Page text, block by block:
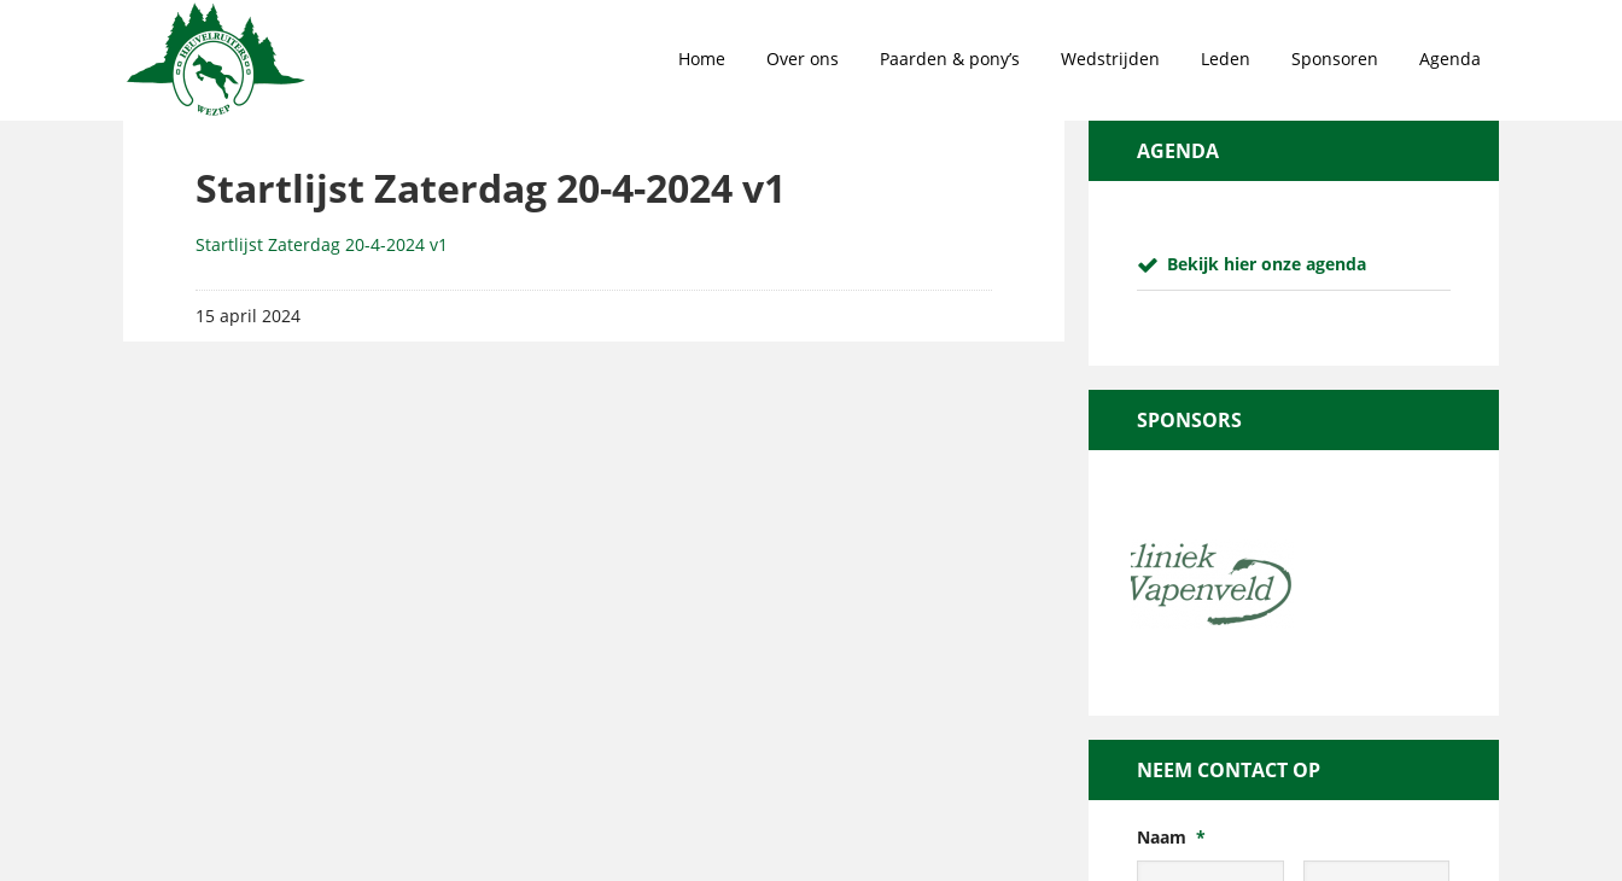
Home Over ons Paarden & pony’s Wedstrijden Leden Sponsoren Agenda
Startlijst Zaterdag 20-4-2024 v1
Startlijst Zaterdag 20-4-2024 v1
15 april 2024
AGENDA
Bekijk hier onze agenda
SPONSORS
NEEM CONTACT OP
Naam *